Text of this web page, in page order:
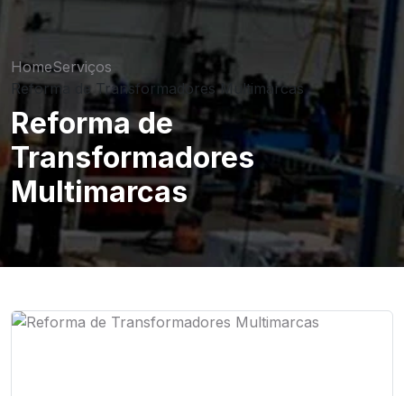
HomeServiços
Reforma de Transformadores Multimarcas
Reforma de
Transformadores
Multimarcas